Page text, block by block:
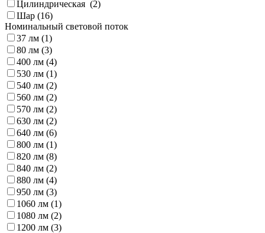
Цилиндрическая (2)
Шар (16)
Номинальный световой поток
37 лм (1)
80 лм (3)
400 лм (4)
530 лм (1)
540 лм (2)
560 лм (2)
570 лм (2)
630 лм (2)
640 лм (6)
800 лм (1)
820 лм (8)
840 лм (2)
880 лм (4)
950 лм (3)
1060 лм (1)
1080 лм (2)
1200 лм (3)